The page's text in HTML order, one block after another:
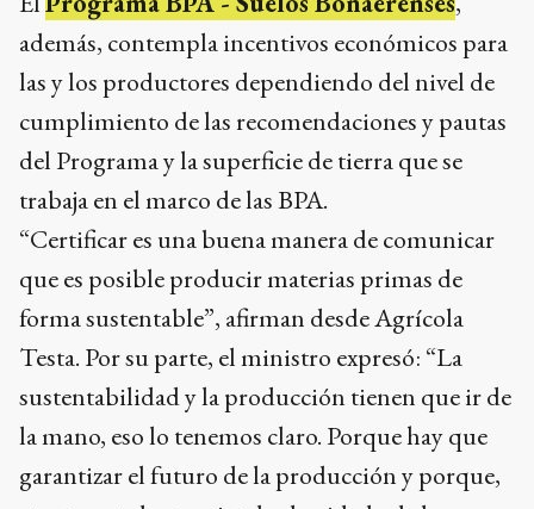
además, contempla incentivos económicos para
las y los productores dependiendo del nivel de
cumplimiento de las recomendaciones y pautas
del Programa y la superficie de tierra que se
trabaja en el marco de las BPA.
“Certificar es una buena manera de comunicar
que es posible producir materias primas de
forma sustentable”, afirman desde Agrícola
Testa. Por su parte, el ministro expresó: “La
sustentabilidad y la producción tienen que ir de
la mano, eso lo tenemos claro. Porque hay que
garantizar el futuro de la producción y porque,